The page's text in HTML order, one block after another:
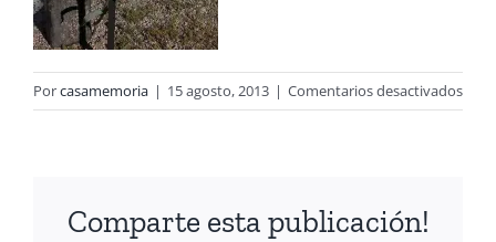
Porcasamemoria | 15 agosto, 2013 | Comentarios desactivadosen
Comparte esta publicación!